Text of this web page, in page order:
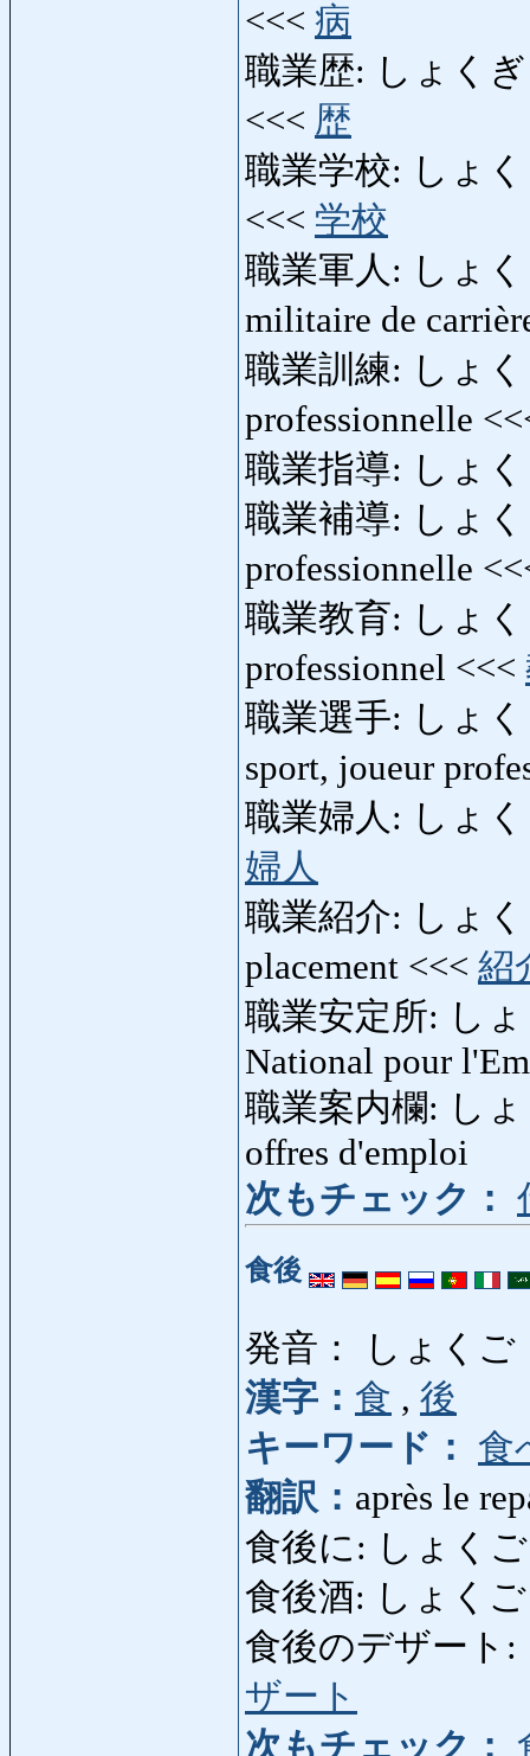
<<< 病
職業歴: しょくぎ
<<< 歴
職業学校: しょ
<<< 学校
職業軍人: しょ
militaire de
職業訓練: しょ
professionnelle
職業指導: しょ
職業補導: しょ
professionnelle
職業教育: しょ
professionnel <<<
職業選手: しょ
sport, joueur
職業婦人: しょ
婦人
職業紹介: しょ
placement <<< 紹
職業安定所: し
National pour
職業案内欄: し
offres d'emploi
次もチェック：
食後
発音： しょくご
漢字： 食 , 後
キーワード：
食
翻訳： après le
食後に: しょく
食後酒: しょく
食後のデザート:
ザート
次もチェック：